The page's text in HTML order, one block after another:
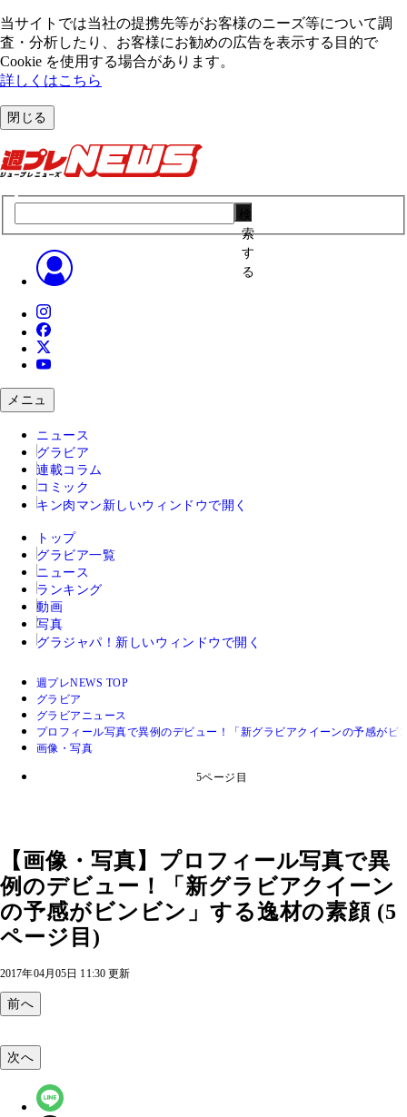
当サイトでは当社の提携先等がお客様のニーズ等について調
査・分析したり、お客様にお勧めの広告を表⽰する⽬的で
Cookie を使⽤する場合があります。
詳しくはこちら
閉じる
索
す
る
メニュ
ニュース
グラビア
連載コラム
コミック
キン肉マン 新しいウィンドウで開く
トップ
グラビア一覧
ニュース
ランキング
動画
写真
グラジャパ！ 新しいウィンドウで開く
週プレNEWS TOP
グラビア
グラビアニュース
プロフィール写真で異例のデビュー！「新グラビアクイーンの予感がビ
画像・写真
5ページ目
【画像・写真】プロフィール写真で異
例のデビュー！「新グラビアクイーン
の予感がビンビン」する逸材の素顔 (5
ページ目)
2017年04月05日 11:30 更新
前へ
次へ